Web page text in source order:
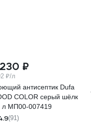
₽
₽/л
антисептик Dufa
COLOR серый шёлк
л МП00-007419
(91)